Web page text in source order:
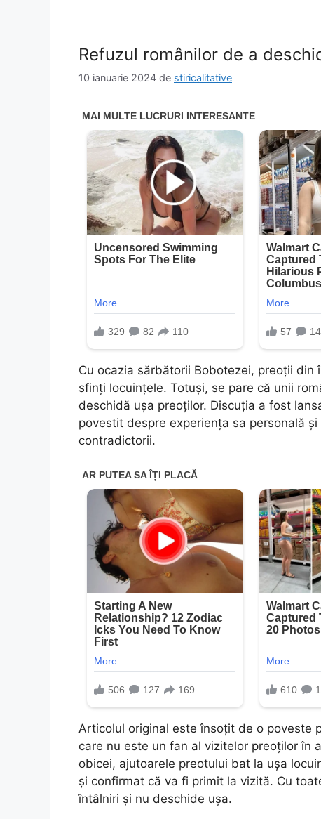
Refuzul românilor de a
10 ianuarie 2024 de stiricalitative
Cu ocazia sărbătorii Bobotezei, preoții
sfinți locuințele. Totuși, se pare că unii
deschidă ușa preoților. Discuția a fost
povestit despre experiența sa personală
contradictorii.
Articolul original este însoțit de o poveste
care nu este un fan al vizitelor preoților în
obicei, ajutoarele preotului bat la ușa
și confirmat că va fi primit la vizită. Cu
întâlniri și nu deschide ușa.